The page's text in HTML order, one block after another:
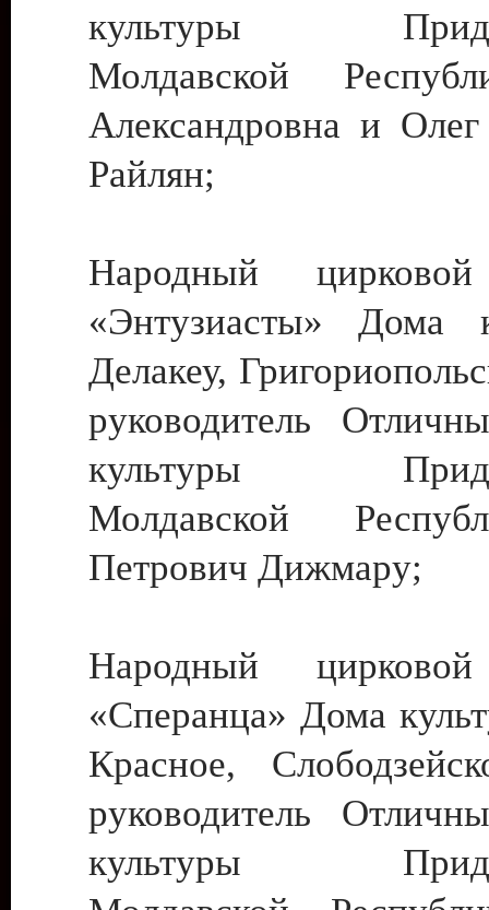
культуры
Молдавской
Александровна и
Райлян;
Народный цирковой
«Энтузиасты» Дома
Делакеу,
руководитель
культуры
Молдавской
Петрович Дижмару;
Народный цирковой
«Сперанца» Дома
Красное,
руководитель
культуры